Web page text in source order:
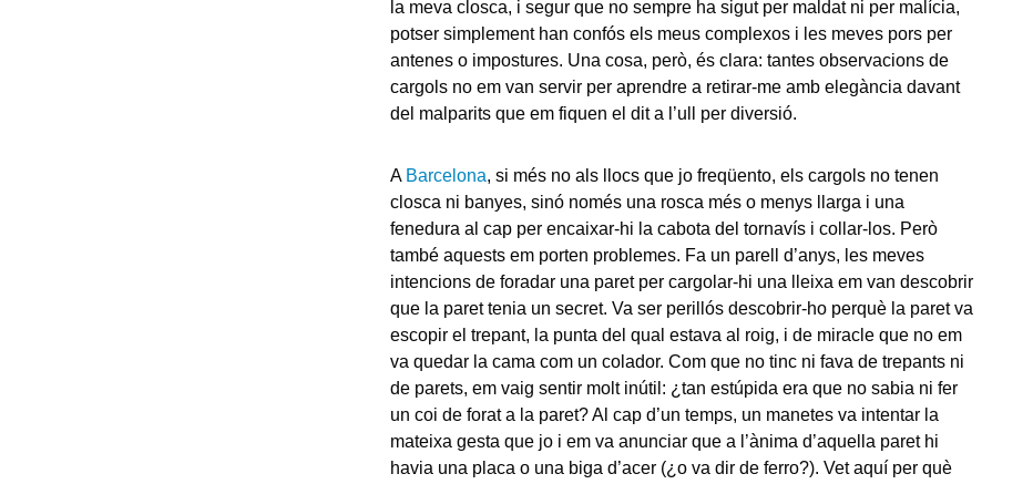
la meva closca, i segur que no sempre ha sigut per maldat ni per malícia,
potser simplement han confós els meus complexos i les meves pors per
antenes o impostures. Una cosa, però, és clara: tantes observacions de
cargols no em van servir per aprendre a retirar-me amb elegància davant
del malparits que em fiquen el dit a l’ull per diversió.
A Barcelona, si més no als llocs que jo freqüento, els cargols no tenen
closca ni banyes, sinó només una rosca més o menys llarga i una
fenedura al cap per encaixar-hi la cabota del tornavís i collar-los. Però
també aquests em porten problemes. Fa un parell d’anys, les meves
intencions de foradar una paret per cargolar-hi una lleixa em van descobrir
que la paret tenia un secret. Va ser perillós descobrir-ho perquè la paret va
escopir el trepant, la punta del qual estava al roig, i de miracle que no em
va quedar la cama com un colador. Com que no tinc ni fava de trepants ni
de parets, em vaig sentir molt inútil: ¿tan estúpida era que no sabia ni fer
un coi de forat a la paret? Al cap d’un temps, un manetes va intentar la
mateixa gesta que jo i em va anunciar que a l’ànima d’aquella paret hi
havia una placa o una biga d’acer (¿o va dir de ferro?). Vet aquí per què